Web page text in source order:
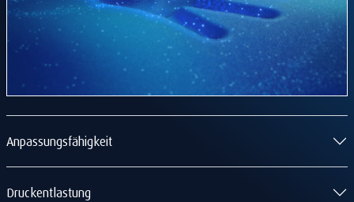
Anpassungsfähigkeit
Druckentlastung